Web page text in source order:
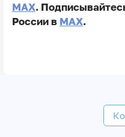
MAX.
России в MAX.